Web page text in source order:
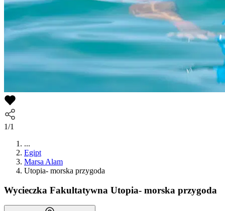
1/1
...
Egipt
Marsa Alam
Utopia- morska przygoda
Wycieczka Fakultatywna Utopia- morska przygoda